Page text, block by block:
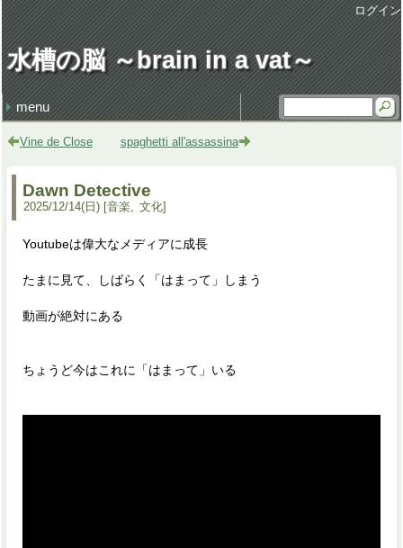
ログイン
水槽の脳 ～brain in a vat～
menu
最近の記事
損得勘定
地獄の行軍
earworm
休日飲み
3代目クラウン
最近のコメント
謹賀新年 system admin
タグ健康・病気 (106)
仕事 (35)
職場 (21)
意見 (9)
食 (59)
時事 (37)
交通 (14)
地域 (62)
映画 (23)
音楽 (35)
趣味 (36)
書籍 (4)
宇宙 (8)
家族 (45)
文化 (69)
その他 (20)
デザイン (8)
流行 (7)
住 (6)
レトロ (27)
技術 (22)
言葉 (9)
季節 (19)
行事 (20)
生活 (39)
天気・気象 (12)
酒 (14)
精神 (46)
自然 (8)
モノ・道具 (8)
歴史 (15)
政治 (4)
旅行 (31)
文学 (1)
植物 (3)
スポーツ (6)
思い出 (2)
Vine de Close spaghetti all'assassina
Dawn Detective
2025/12/14(日) 音楽 文化
Youtubeは偉大なメディアに成長
たまに見て、しばらく「はまって」しまう
動画が絶対にある
ちょうど今はこれに「はまって」いる